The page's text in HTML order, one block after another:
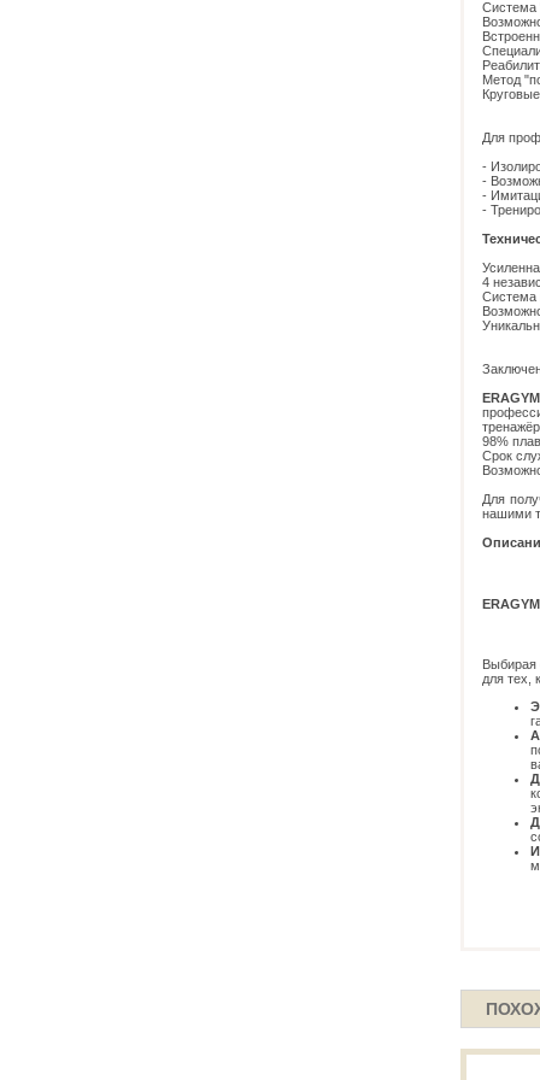
Система
Метод
Для
-
-
-
-
4
Система
98%
Срок
Для
нашими
Выбирая
для тех,